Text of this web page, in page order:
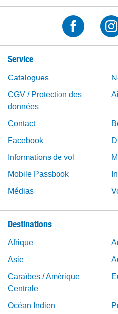
Service
Catalogues
CGV / Protection des
données
Contact
Facebook
Informations de vol
Mobile Passbook
Médias
Destinations
Afrique
Asie
Caraïbes / Amérique
Centrale
Océan Indien